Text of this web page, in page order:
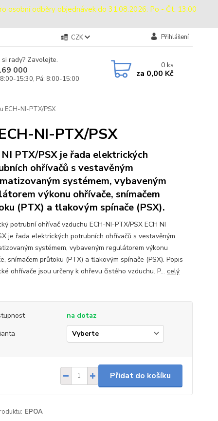
osobní odběry objednávek do 31.08.2026: Po - Čt: 13:00
CZK Přihlášení
rady? Zavolejte.
000
15:30, Pá: 8:00-15:00
0ks
za 0,00 Kč
ECH-NI-PTX/PSX
NI-PTX/PSX
PTX/PSX je řada elektrických
ohřívačů s vestavěným
systémem, vybaveným
výkonu ohřívače, snímačem
(PTX) a tlakovým spínače (PSX).
potrubní ohřívač vzduchu ECH-NI-PTX/PSX ECH NI
je řada elektrických potrubních ohřívačů s vestavěným
systémem, vybaveným regulátorem výkonu
snímačem průtoku (PTX) a tlakovým spínače (PSX). Popis
ohřívače jsou určeny k ohřevu čistého vzduchu. P... celý
na dotaz
Přidat do košíku
EPOA